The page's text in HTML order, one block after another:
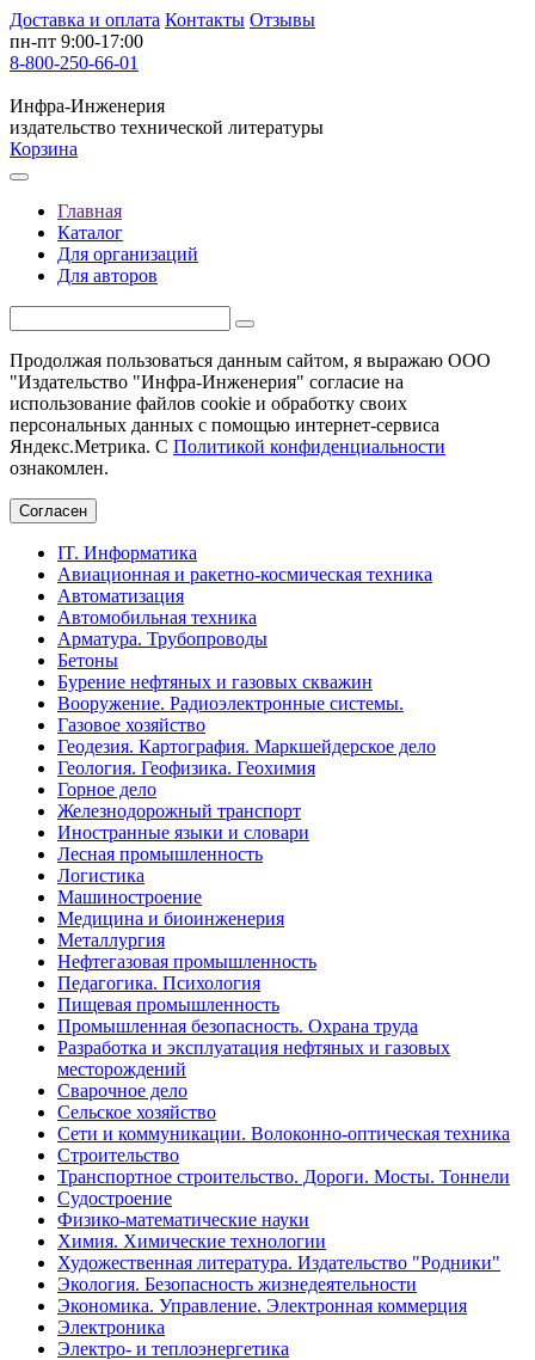
Доставка и оплата Контакты Отзывы
пн-пт 9:00-17:00
8-800-250-66-01
Инфра-Инженерия
издательство технической литературы
Корзина
Главная
Каталог
Для организаций
Для авторов
Продолжая пользоваться данным сайтом, я выражаю ООО
"Издательство "Инфра-Инженерия" согласие на
использование файлов cookie и обработку своих
персональных данных с помощью интернет-сервиса
Яндекс.Метрика. С Политикой конфиденциальности
ознакомлен.
Согласен
IT. Информатика
Авиационная и ракетно-космическая техника
Автоматизация
Автомобильная техника
Арматура. Трубопроводы
Бетоны
Бурение нефтяных и газовых скважин
Вооружение. Радиоэлектронные системы.
Газовое хозяйство
Геодезия. Картография. Маркшейдерское дело
Геология. Геофизика. Геохимия
Горное дело
Железнодорожный транспорт
Иностранные языки и словари
Лесная промышленность
Логистика
Машиностроение
Медицина и биоинженерия
Металлургия
Нефтегазовая промышленность
Педагогика. Психология
Пищевая промышленность
Промышленная безопасность. Охрана труда
Разработка и эксплуатация нефтяных и газовых
месторождений
Сварочное дело
Сельское хозяйство
Сети и коммуникации. Волоконно-оптическая техника
Строительство
Транспортное строительство. Дороги. Мосты. Тоннели
Судостроение
Физико-математические науки
Химия. Химические технологии
Художественная литература. Издательство "Родники"
Экология. Безопасность жизнедеятельности
Экономика. Управление. Электронная коммерция
Электроника
Электро- и теплоэнергетика